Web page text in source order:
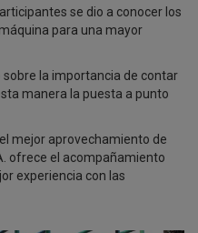
se dio a conocer los
para una mayor
la importancia de contar
manera la puesta a punto
mejor aprovechamiento de
ofrece el acompañamiento
experiencia con las